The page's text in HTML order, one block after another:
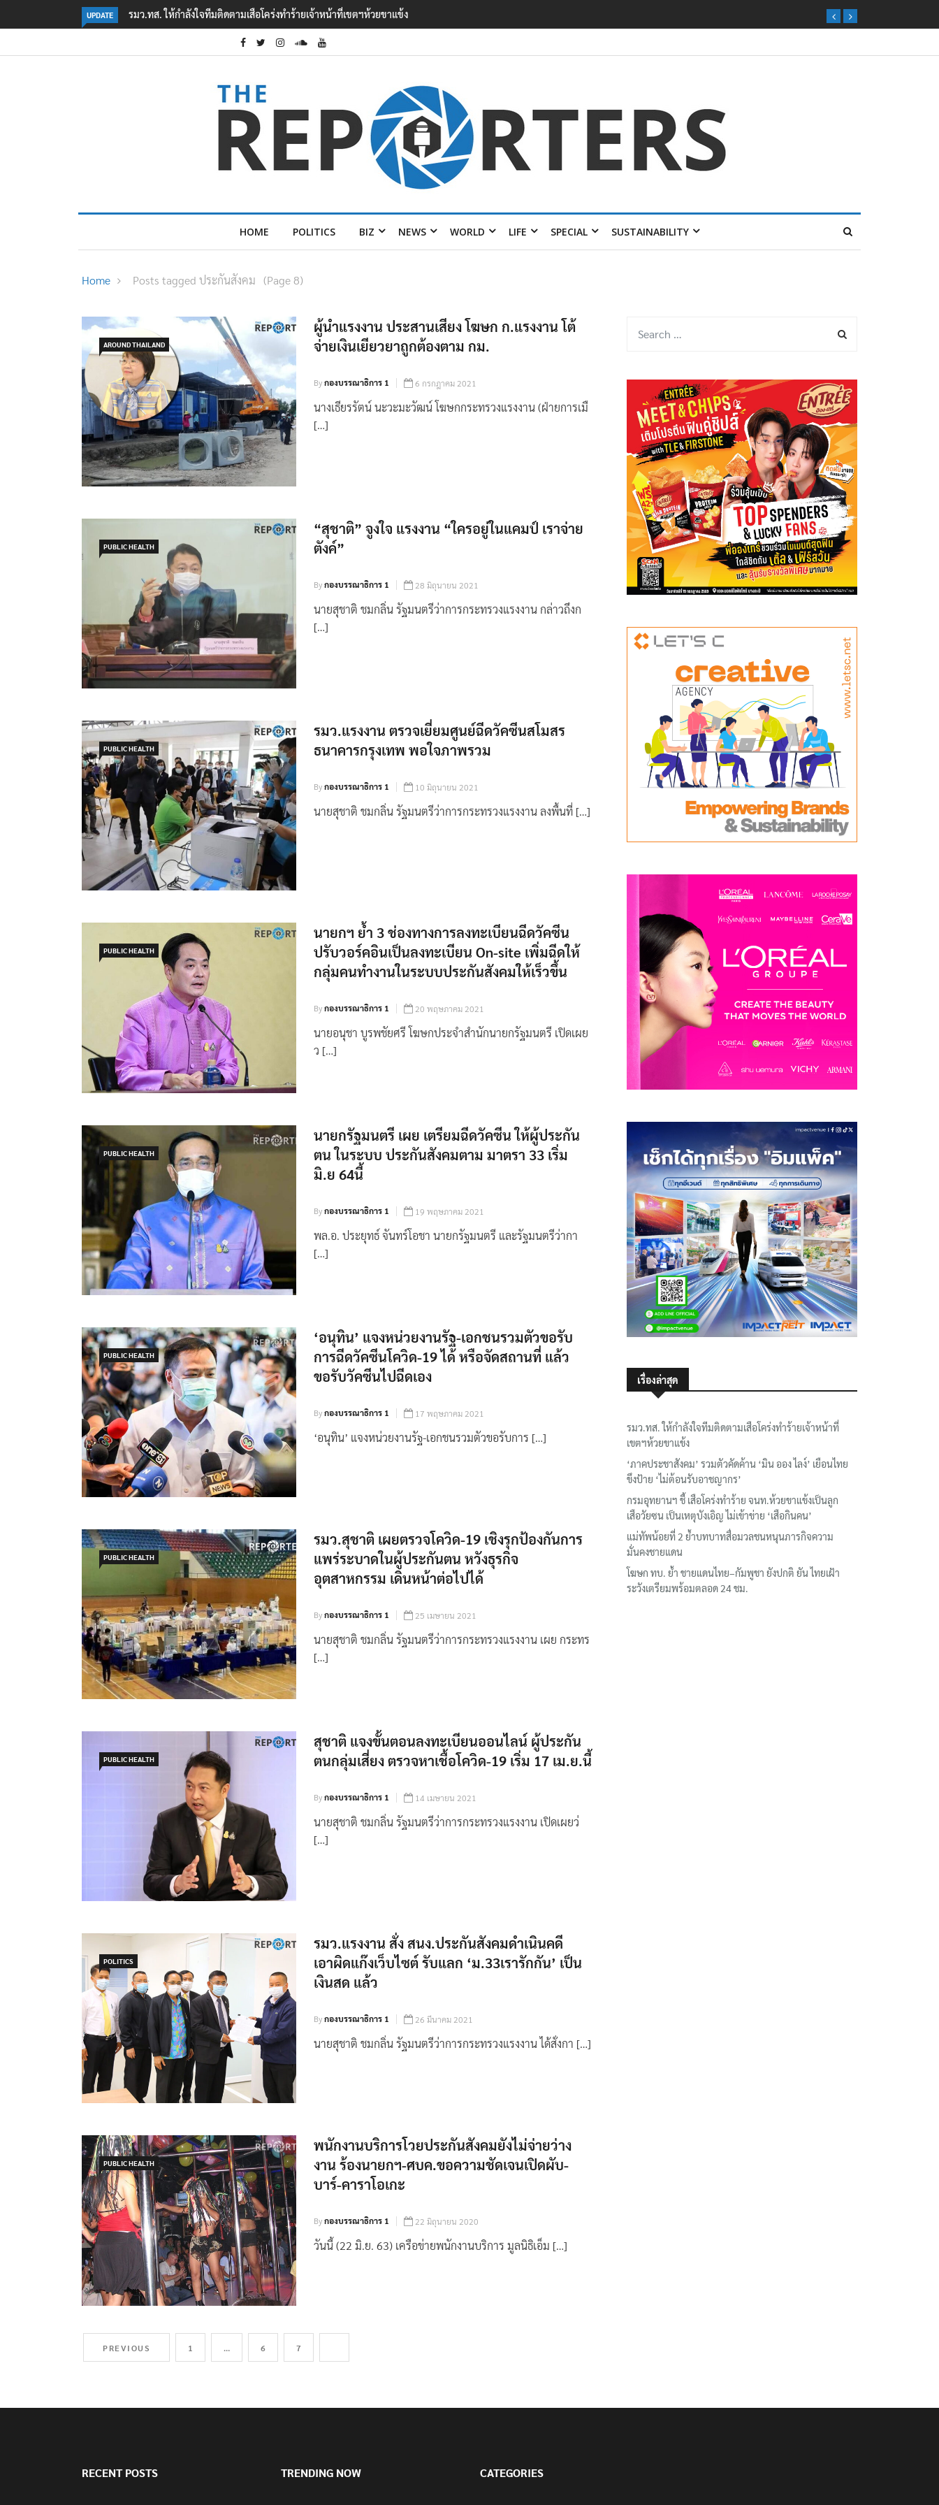
UPDATE ‘ภาคประชาสังคม’ รวมตัวคัดค้าน ‘มิน ออง ไลง์’ เยือนไทย ขึงป้าย ‘ไม่ต้อนรับอาชญากร’
HOME POLITICS BIZ NEWS WORLD LIFE SPECIAL SUSTAINABILITY
Home Posts tagged ประกันสังคม (Page 8)
AROUND THAILAND
ผู้นำแรงงาน ประสานเสียง โฆษก ก.แรงงาน โต้
จ่ายเงินเยียวยาถูกต้องตาม กม.
Byกองบรรณาธิการ 1 6 กรกฎาคม 2021
นางเธียรรัตน์ นะวะมะวัฒน์ โฆษกกระทรวงแรงงาน (ฝ่ายการเมื
[…]
PUBLIC HEALTH
“สุชาติ” จูงใจ แรงงาน “ใครอยู่ในแคมป์ เราจ่าย
ตังค์”
Byกองบรรณาธิการ 1 28 มิถุนายน 2021
นายสุชาติ ชมกลิ่น รัฐมนตรีว่าการกระทรวงแรงงาน กล่าวถึงก
[…]
PUBLIC HEALTH
รมว.แรงงาน ตรวจเยี่ยมศูนย์ฉีดวัคซีนสโมสร
ธนาคารกรุงเทพ พอใจภาพรวม
Byกองบรรณาธิการ 1 10 มิถุนายน 2021
นายสุชาติ ชมกลิ่น รัฐมนตรีว่าการกระทรวงแรงงาน ลงพื้นที่ […]
PUBLIC HEALTH
นายกฯ ย้ำ 3 ช่องทางการลงทะเบียนฉีดวัคซีน
ปรับวอร์คอินเป็นลงทะเบียน On-site เพิ่มฉีดให้
กลุ่มคนทำงานในระบบประกันสังคมให้เร็วขึ้น
Byกองบรรณาธิการ 1 20 พฤษภาคม 2021
นายอนุชา บูรพชัยศรี โฆษกประจำสำนักนายกรัฐมนตรี เปิดเผย
ว […]
PUBLIC HEALTH
นายกรัฐมนตรี เผย เตรียมฉีดวัคซีน ให้ผู้ประกัน
ตน ในระบบ ประกันสังคมตาม มาตรา 33 เริ่ม
มิ.ย 64นี้
Byกองบรรณาธิการ 1 19 พฤษภาคม 2021
พล.อ. ประยุทธ์ จันทร์โอชา นายกรัฐมนตรี และรัฐมนตรีว่ากา
[…]
PUBLIC HEALTH
‘อนุทิน’ แจงหน่วยงานรัฐ-เอกชนรวมตัวขอรับ
การฉีดวัคซีนโควิด-19 ได้ หรือจัดสถานที่ แล้ว
ขอรับวัคซีนไปฉีดเอง
Byกองบรรณาธิการ 1 17 พฤษภาคม 2021
‘อนุทิน’ แจงหน่วยงานรัฐ-เอกชนรวมตัวขอรับการ […]
PUBLIC HEALTH
รมว.สุชาติ เผยตรวจโควิด-19 เชิงรุกป้องกันการ
แพร่ระบาดในผู้ประกันตน หวังธุรกิจ
อุตสาหกรรม เดินหน้าต่อไปได้
Byกองบรรณาธิการ 1 25 เมษายน 2021
นายสุชาติ ชมกลิ่น รัฐมนตรีว่าการกระทรวงแรงงาน เผย กระทร
[…]
PUBLIC HEALTH
สุชาติ แจงขั้นตอนลงทะเบียนออนไลน์ ผู้ประกัน
ตนกลุ่มเสี่ยง ตรวจหาเชื้อโควิด-19 เริ่ม 17 เม.ย.นี้
Byกองบรรณาธิการ 1 14 เมษายน 2021
นายสุชาติ ชมกลิ่น รัฐมนตรีว่าการกระทรวงแรงงาน เปิดเผยว่
[…]
POLITICS
รมว.แรงงาน สั่ง สนง.ประกันสังคมดำเนินคดี
เอาผิดแก๊งเว็บไซต์ รับแลก ‘ม.33เรารักกัน’ เป็น
เงินสด แล้ว
Byกองบรรณาธิการ 1 26 มีนาคม 2021
นายสุชาติ ชมกลิ่น รัฐมนตรีว่าการกระทรวงแรงงาน ได้สั่งกา […]
PUBLIC HEALTH
พนักงานบริการโวยประกันสังคมยังไม่จ่ายว่าง
งาน ร้องนายกฯ-ศบค.ขอความชัดเจนเปิดผับ-
บาร์-คาราโอเกะ
Byกองบรรณาธิการ 1 22 มิถุนายน 2020
วันนี้ (22 มิ.ย. 63) เครือข่ายพนักงานบริการ มูลนิธิเอ็ม […]
PREVIOUS 1 … 6 7
เรื่องล่าสุด
รมว.ทส. ให้กำลังใจทีมติดตามเสือโคร่งทำร้ายเจ้าหน้าที่
เขตฯห้วยขาแข้ง
‘ภาคประชาสังคม’ รวมตัวคัดค้าน ‘มิน ออง ไลง์’ เยือนไทย
ขึงป้าย ‘ไม่ต้อนรับอาชญากร’
กรมอุทยานฯ ชี้ เสือโคร่งทำร้าย จนท.ห้วยขาแข้งเป็นลูก
เสือวัยซน เป็นเหตุบังเอิญ ไม่เข้าข่าย ‘เสือกินคน’
แม่ทัพน้อยที่ 2 ย้ำบทบาทสื่อมวลชนหนุนภารกิจความ
มั่นคงชายแดน
โฆษก ทบ. ย้ำ ชายแดนไทย–กัมพูชา ยังปกติ ยัน ไทยเฝ้า
ระวังเตรียมพร้อมตลอด 24 ชม.
RECENT POSTS TRENDING NOW CATEGORIES